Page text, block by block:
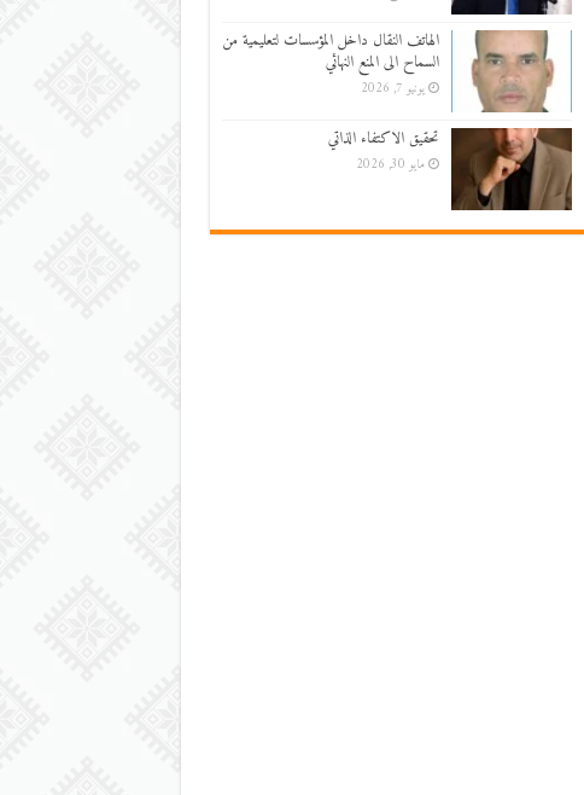
الهاتف النقال داخل المؤسسات لتعليمية من
السماح الى المنع النهائي
يونيو 7, 2026
تحقيق الاكتفاء الذاتي
مايو 30, 2026